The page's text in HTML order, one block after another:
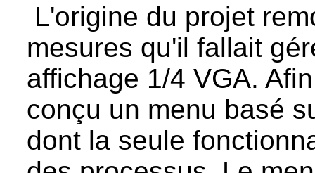
L'origine du projet
mesures qu'il fallait
affichage 1/4 VGA.
conçu un menu basé
dont la seule